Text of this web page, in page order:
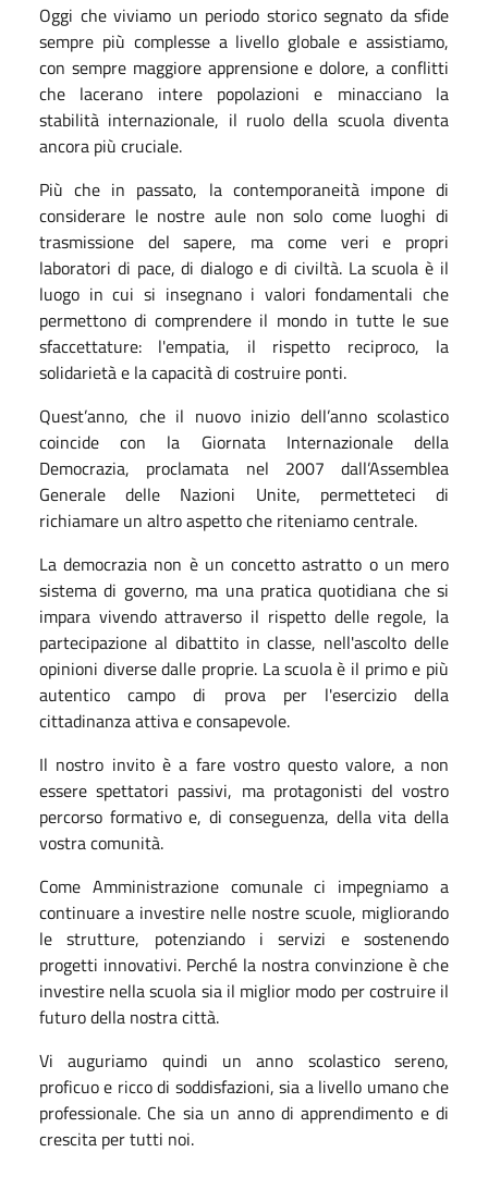
Oggi che viviamo un periodo storico segnato da sfide
sempre più complesse a livello globale e assistiamo,
con sempre maggiore apprensione e dolore, a conflitti
che lacerano intere popolazioni e minacciano la
stabilità internazionale, il ruolo della scuola diventa
ancora più cruciale.
Più che in passato, la contemporaneità impone di
considerare le nostre aule non solo come luoghi di
trasmissione del sapere, ma come veri e propri
laboratori di pace, di dialogo e di civiltà. La scuola è il
luogo in cui si insegnano i valori fondamentali che
permettono di comprendere il mondo in tutte le sue
sfaccettature: l'empatia, il rispetto reciproco, la
solidarietà e la capacità di costruire ponti.
Quest’anno, che il nuovo inizio dell’anno scolastico
coincide con la Giornata Internazionale della
Democrazia, proclamata nel 2007 dall’Assemblea
Generale delle Nazioni Unite, permetteteci di
richiamare un altro aspetto che riteniamo centrale.
La democrazia non è un concetto astratto o un mero
sistema di governo, ma una pratica quotidiana che si
impara vivendo attraverso il rispetto delle regole, la
partecipazione al dibattito in classe, nell'ascolto delle
opinioni diverse dalle proprie. La scuola è il primo e più
autentico campo di prova per l'esercizio della
cittadinanza attiva e consapevole.
Il nostro invito è a fare vostro questo valore, a non
essere spettatori passivi, ma protagonisti del vostro
percorso formativo e, di conseguenza, della vita della
vostra comunità.
Come Amministrazione comunale ci impegniamo a
continuare a investire nelle nostre scuole, migliorando
le strutture, potenziando i servizi e sostenendo
progetti innovativi. Perché la nostra convinzione è che
investire nella scuola sia il miglior modo per costruire il
futuro della nostra città.
Vi auguriamo quindi un anno scolastico sereno,
proficuo e ricco di soddisfazioni, sia a livello umano che
professionale. Che sia un anno di apprendimento e di
crescita per tutti noi.